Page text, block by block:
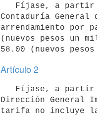
Contaduría
arrendamiento por
(nuevos pesos un
58.00 (nuevos
Artículo 2
Dirección General
tarifa no incluye